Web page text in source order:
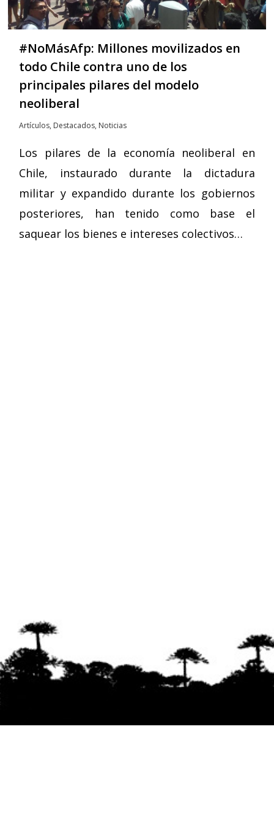
#NoMásAfp: Millones movilizados en
todo Chile contra uno de los
principales pilares del modelo
neoliberal
Artículos, Destacados, Noticias
Los pilares de la economía neoliberal en
Chile, instaurado durante la dictadura
militar y expandido durante los gobiernos
posteriores, han tenido como base el
saquear los bienes e intereses colectivos…